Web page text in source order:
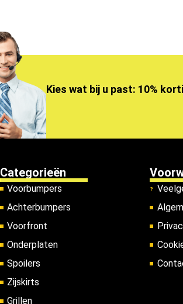
Kies wat bij u past: 10%
Categorieën
Voorbumpers
Achterbumpers
Voorfront
Onderplaten
Spoilers
Zijskirts
Grillen